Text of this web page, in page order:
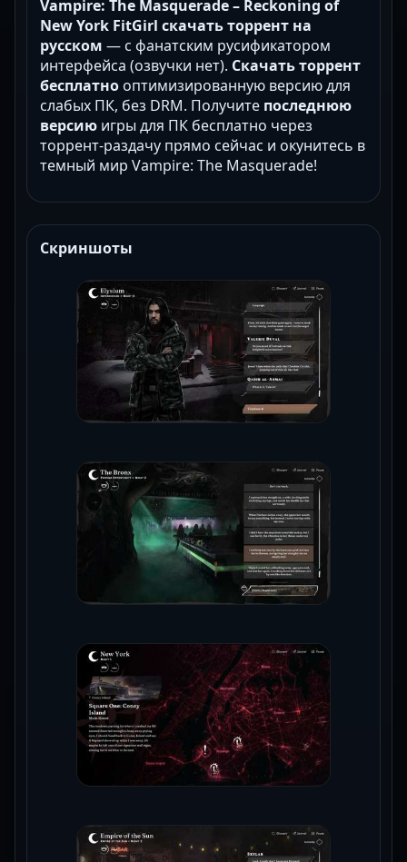
Vampire: The Masquerade – Reckoning of
New York FitGirl скачать торрент на
русском — с фанатским русификатором
интерфейса (озвучки нет). Скачать торрент
бесплатно оптимизированную версию для
слабых ПК, без DRM. Получите последнюю
версию игры для ПК бесплатно через
торрент-раздачу прямо сейчас и окунитесь в
темный мир Vampire: The Masquerade!
Скриншоты